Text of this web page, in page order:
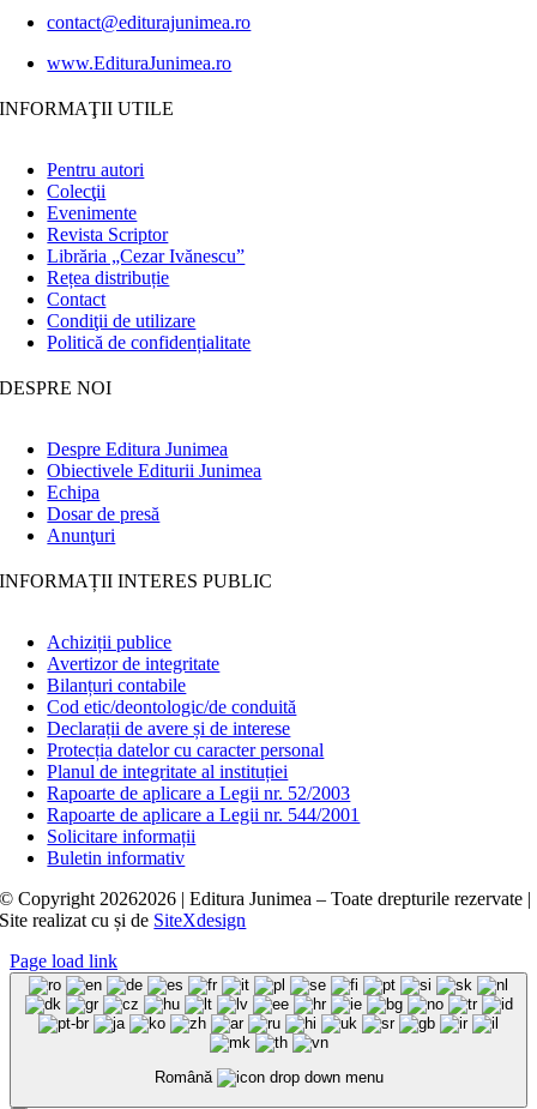
contact@editurajunimea.ro
www.EdituraJunimea.ro
INFORMAŢII UTILE
Pentru autori
Colecţii
Evenimente
Revista Scriptor
Librăria „Cezar Ivănescu”
Rețea distribuție
Contact
Condiţii de utilizare
Politică de confidențialitate
DESPRE NOI
Despre Editura Junimea
Obiectivele Editurii Junimea
Echipa
Dosar de presă
Anunţuri
INFORMAȚII INTERES PUBLIC
Achiziții publice
Avertizor de integritate
Bilanțuri contabile
Cod etic/deontologic/de conduită
Declarații de avere și de interese
Protecția datelor cu caracter personal
Planul de integritate al instituției
Rapoarte de aplicare a Legii nr. 52/2003
Rapoarte de aplicare a Legii nr. 544/2001
Solicitare informații
Buletin informativ
© Copyright 20262026 | Editura Junimea – Toate drepturile rezervate |
Site realizat cușide SiteXdesign
Page load link
Română